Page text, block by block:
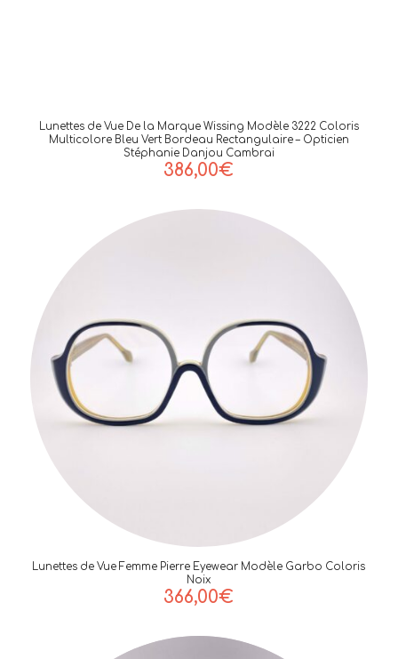
Lunettes de Vue De la Marque Wissing Modèle 3222 Coloris
Multicolore Bleu Vert Bordeau Rectangulaire – Opticien
Stéphanie Danjou Cambrai
386,00€
Lunettes de Vue Femme Pierre Eyewear Modèle Garbo Coloris
Noix
366,00€